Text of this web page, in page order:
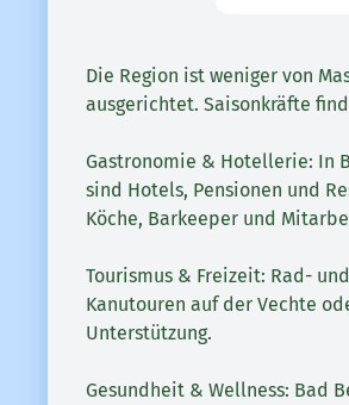
Die Region ist weniger von
ausgerichtet. Saisonkräfte
Gastronomie & Hotellerie: In
sind Hotels, Pensionen und
Köche, Barkeeper und
Tourismus & Freizeit: Rad-
Kanutouren auf der Vechte
Unterstützung.
Gesundheit & Wellness: Bad